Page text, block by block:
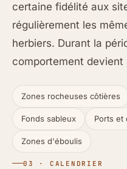
certaine fidélité aux
régulièrement les
herbiers. Durant la
comportement devient
Zones rocheuses côtières
Fonds sableux Ports et
Zones d'éboulis
03 · CALENDRIER